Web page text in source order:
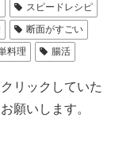
スピードレシピ
断面がすごい
料理 腸活
リックしていた
願いします。